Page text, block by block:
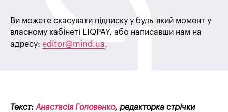
Ви можете скасувати підписку у будь-який момент у
власному кабінеті LIQPAY, або написавши нам на
адресу: editor@mind.ua.
Текст: Анастасія Головенко, редакторка стрічки